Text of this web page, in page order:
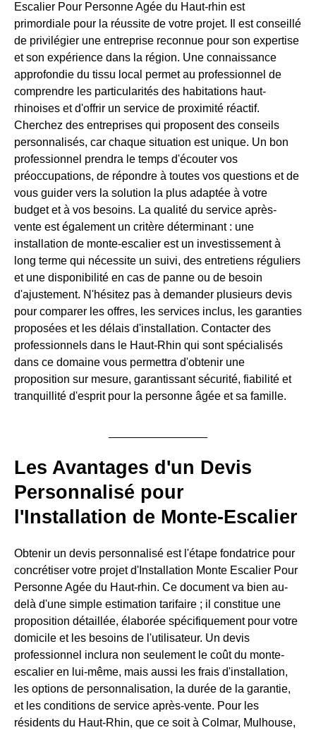
Escalier Pour Personne Agée du Haut-rhin est
primordiale pour la réussite de votre projet. Il est conseillé
de privilégier une entreprise reconnue pour son expertise
et son expérience dans la région. Une connaissance
approfondie du tissu local permet au professionnel de
comprendre les particularités des habitations haut-
rhinoises et d'offrir un service de proximité réactif.
Cherchez des entreprises qui proposent des conseils
personnalisés, car chaque situation est unique. Un bon
professionnel prendra le temps d'écouter vos
préoccupations, de répondre à toutes vos questions et de
vous guider vers la solution la plus adaptée à votre
budget et à vos besoins. La qualité du service après-
vente est également un critère déterminant : une
installation de monte-escalier est un investissement à
long terme qui nécessite un suivi, des entretiens réguliers
et une disponibilité en cas de panne ou de besoin
d'ajustement. N'hésitez pas à demander plusieurs devis
pour comparer les offres, les services inclus, les garanties
proposées et les délais d'installation. Contacter des
professionnels dans le Haut-Rhin qui sont spécialisés
dans ce domaine vous permettra d'obtenir une
proposition sur mesure, garantissant sécurité, fiabilité et
tranquillité d'esprit pour la personne âgée et sa famille.
Les Avantages d'un Devis
Personnalisé pour
l'Installation de Monte-Escalier
Obtenir un devis personnalisé est l'étape fondatrice pour
concrétiser votre projet d'Installation Monte Escalier Pour
Personne Agée du Haut-rhin. Ce document va bien au-
delà d'une simple estimation tarifaire ; il constitue une
proposition détaillée, élaborée spécifiquement pour votre
domicile et les besoins de l'utilisateur. Un devis
professionnel inclura non seulement le coût du monte-
escalier en lui-même, mais aussi les frais d'installation,
les options de personnalisation, la durée de la garantie,
et les conditions de service après-vente. Pour les
résidents du Haut-Rhin, que ce soit à Colmar, Mulhouse,